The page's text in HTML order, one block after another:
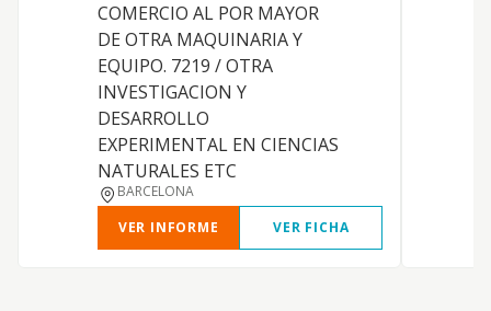
COMERCIO AL POR MAYOR
DE OTRA MAQUINARIA Y
EQUIPO. 7219 / OTRA
INVESTIGACION Y
DESARROLLO
EXPERIMENTAL EN CIENCIAS
NATURALES ETC
BARCELONA
VER INFORME
VER FICHA